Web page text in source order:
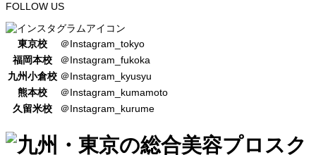
FOLLOW US
東京校
＠Instagram_tokyo
福岡本校
＠Instagram_fukoka
九州小倉校 ＠Instagram_kyusyu
熊本校
＠Instagram_kumamoto
久留米校
＠Instagram_kurume